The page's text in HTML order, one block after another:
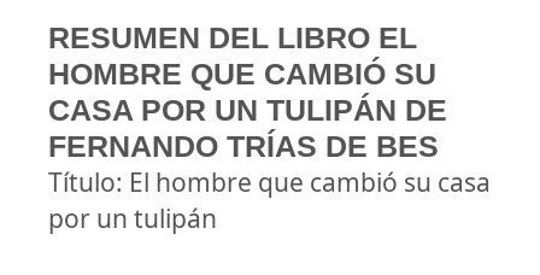
RESUMEN DEL LIBRO EL
HOMBRE QUE CAMBIÓ SU
CASA POR UN TULIPÁN DE
FERNANDO TRÍAS DE BES
Título: El hombre que cambió su casa
por un tulipán